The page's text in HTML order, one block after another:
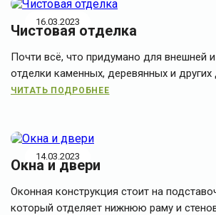
16.03.2023
Чистовая отделка
Почти всё, что придумано для внешней и
отделки каменных, деревянных и других
ЧИТАТЬ ПОДРОБНЕЕ
14.03.2023
Окна и двери
Оконная конструкция стоит на
который отделяет нижнюю раму и